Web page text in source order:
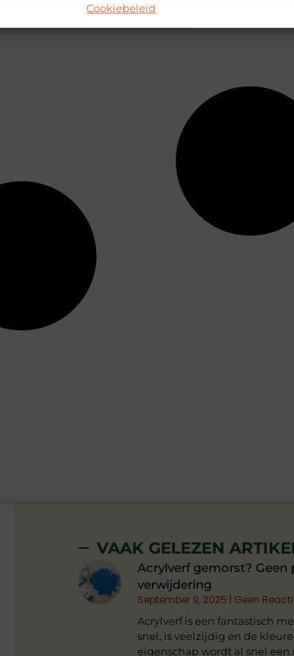
Cookiebeleid
VAAK GELEZEN
Acrylverf gemorst?
verwijdering
September 9, 2025 Geen
Acrylverf is een fantastisch
snel, is veelzijdig en de
eigenschap wordt al snel